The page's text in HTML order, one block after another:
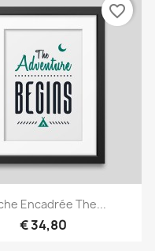
Snel bekijken
Encadrée The...
€ 34,80
favorite_border